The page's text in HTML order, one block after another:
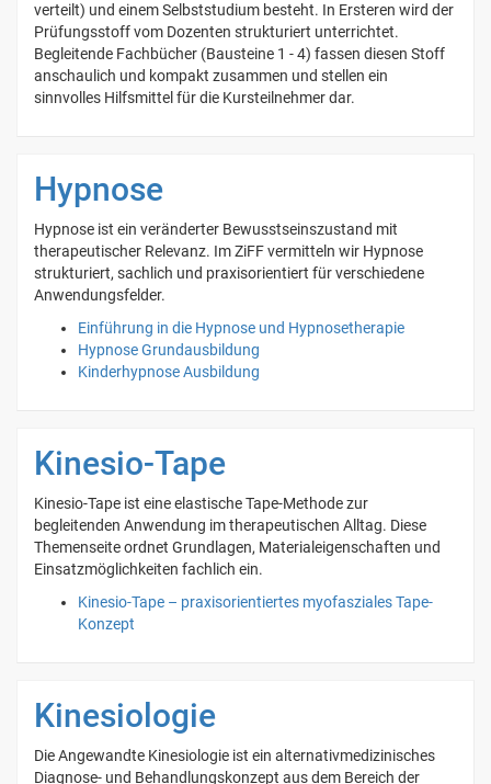
verteilt) und einem Selbststudium besteht. In Ersteren wird der
Prüfungsstoff vom Dozenten strukturiert unterrichtet.
Begleitende Fachbücher (Bausteine 1 - 4) fassen diesen Stoff
anschaulich und kompakt zusammen und stellen ein
sinnvolles Hilfsmittel für die Kursteilnehmer dar.
Hypnose
Hypnose ist ein veränderter Bewusstseinszustand mit
therapeutischer Relevanz. Im ZiFF vermitteln wir Hypnose
strukturiert, sachlich und praxisorientiert für verschiedene
Anwendungsfelder.
Einführung in die Hypnose und Hypnosetherapie
Hypnose Grundausbildung
Kinderhypnose Ausbildung
Kinesio-Tape
Kinesio-Tape ist eine elastische Tape-Methode zur
begleitenden Anwendung im therapeutischen Alltag. Diese
Themenseite ordnet Grundlagen, Materialeigenschaften und
Einsatzmöglichkeiten fachlich ein.
Kinesio-Tape – praxisorientiertes myofasziales Tape-
Konzept
Kinesiologie
Die Angewandte Kinesiologie ist ein alternativmedizinisches
Diagnose- und Behandlungskonzept aus dem Bereich der